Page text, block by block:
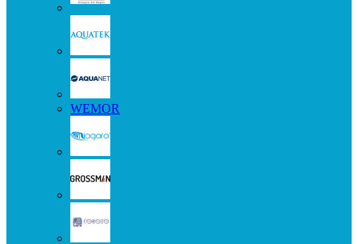
WEMOR